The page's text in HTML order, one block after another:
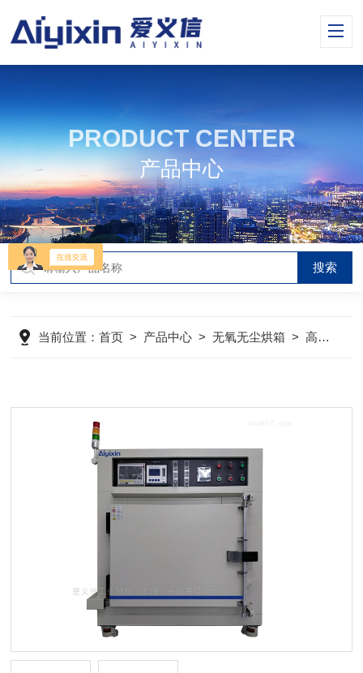
PRODUCT CENTER
产品中心
当前位置：首页 > 产品中心 >无氧无尘烘箱 >高温无氧无尘烘箱